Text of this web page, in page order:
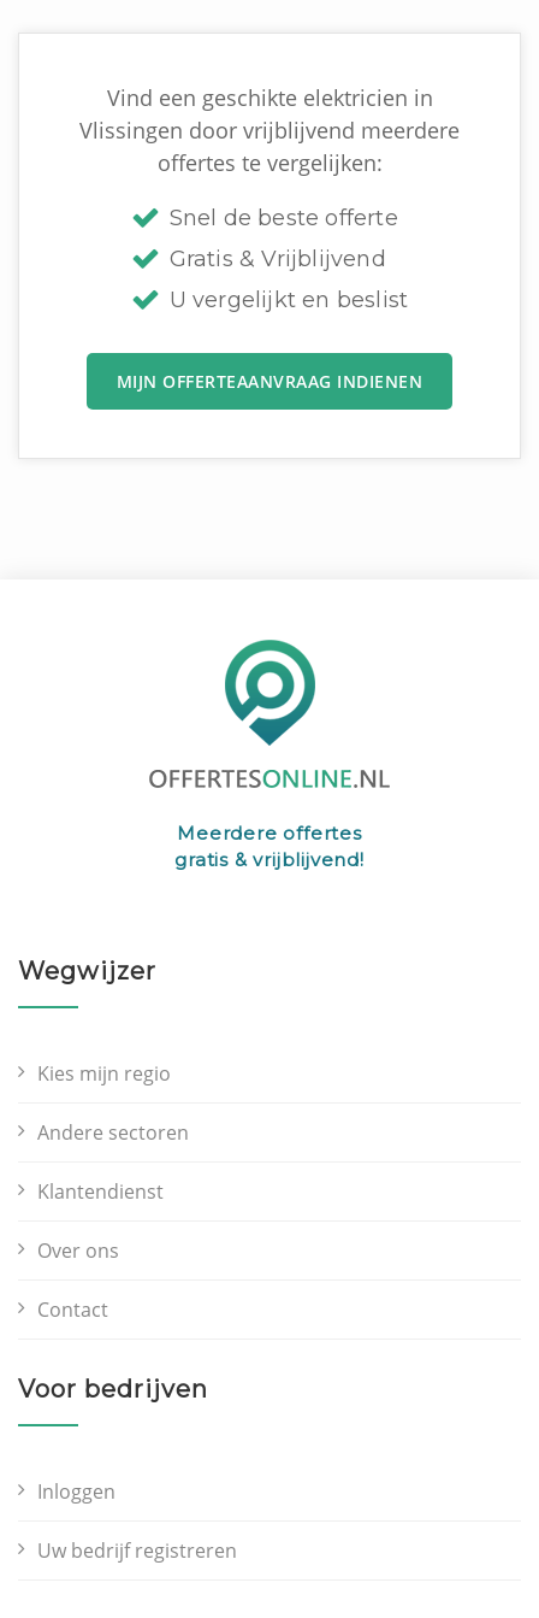
Vind een geschikte elektricien in
Vlissingen door vrijblijvend meerdere
offertes te vergelijken:
Snel de beste offerte
Gratis & Vrijblijvend
U vergelijkt en beslist
MIJN OFFERTEAANVRAAG INDIENEN
Meerdere offertes
gratis & vrijblijvend!
Wegwijzer
Kies mijn regio
Andere sectoren
Klantendienst
Over ons
Contact
Voor bedrijven
Inloggen
Uw bedrijf registreren